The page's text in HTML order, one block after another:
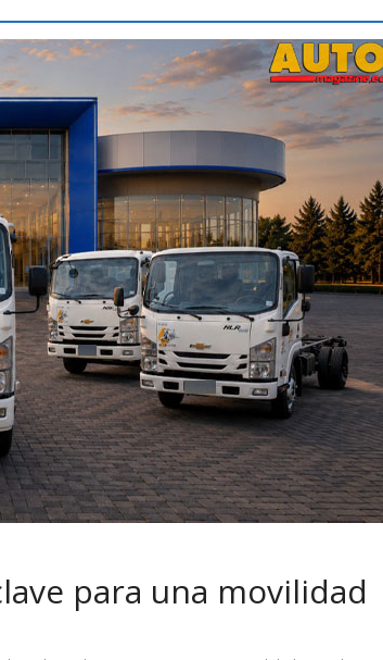
para una movilidad
tu
AEADE Industria Motociclismo
Campaña busca cambiar
destino de los
en la región